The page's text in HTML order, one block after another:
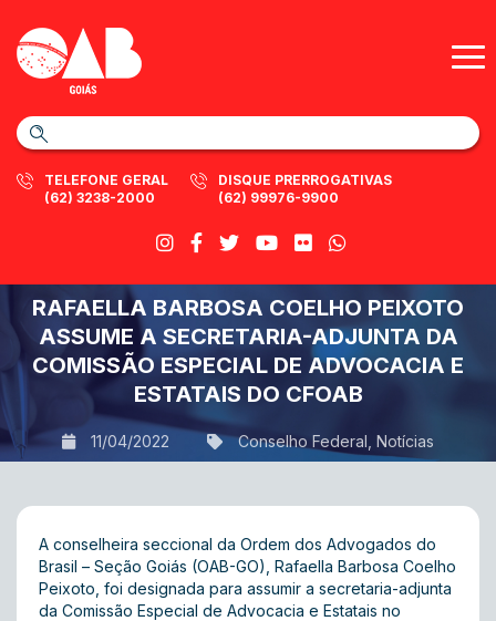
TELEFONE GERAL
(62) 3238-2000
DISQUE PRERROGATIVAS
(62) 99976-9900
RAFAELLA BARBOSA COELHO PEIXOTO
ASSUME A SECRETARIA-ADJUNTA DA
COMISSÃO ESPECIAL DE ADVOCACIA E
ESTATAIS DO CFOAB
11/04/2022 Conselho Federal Notícias
A conselheira seccional da Ordem dos Advogados do
Brasil – Seção Goiás (OAB-GO), Rafaella Barbosa Coelho
Peixoto, foi designada para assumir a secretaria-adjunta
da Comissão Especial de Advocacia e Estatais no